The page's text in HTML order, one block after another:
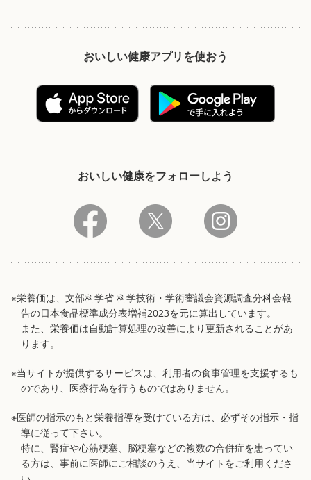
おいしい健康アプリを使おう
おいしい健康をフォローしよう
※栄養価は、文部科学省 科学技術・学術審議会資源調査分科会報
告の日本食品標準成分表増補2023を元に算出しています。
また、栄養価は自動計算処理の改善により更新されることがあ
ります。
※当サイトが提供するサービスは、利用者の食事管理を支援するも
のであり、医療行為を行うものではありません。
※医師の指示のもと栄養指導を受けている方は、必ずその指示・指
導に従って下さい。
特に、腎症や心筋梗塞、脳梗塞などの複数の合併症を患ってい
る方は、事前に医師にご相談のうえ、当サイトをご利用くださ